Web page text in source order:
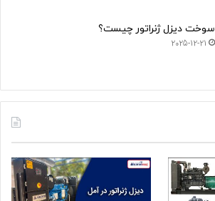
سوخت دیزل ژنراتور چیست؟
2025-12-21